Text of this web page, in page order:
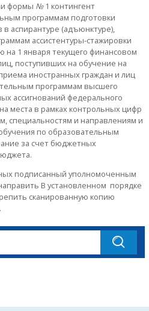
формы № 1 контингент
программам подготовки
в аспирантуре (адъюнктуре),
ассистентуры-стажировки
на 1 января текущего финансовом
поступивших на обучение на
иностранных граждан и лиц
программам высшего
ассигнований федерального
места в рамках контрольных цифр
специальностям и направлениям и
по образовательным
за счет бюджетных
подписанный уполномоченным
В установленном порядке
сканированную копию